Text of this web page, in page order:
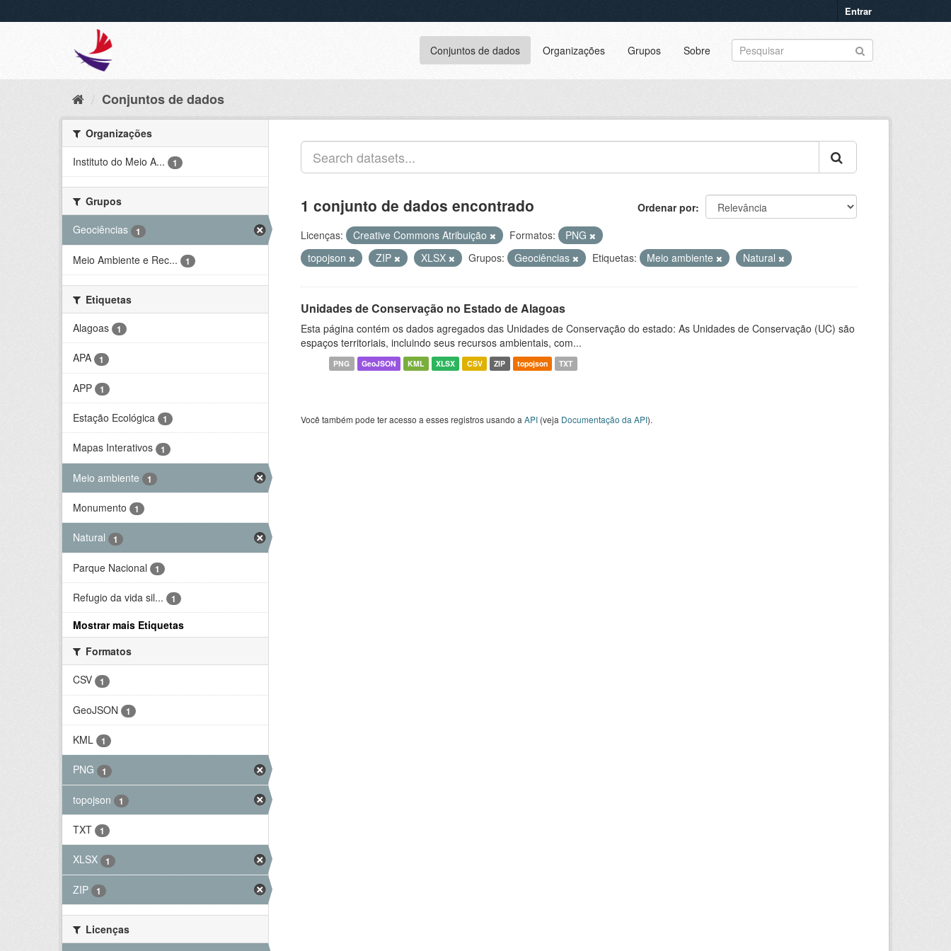
Entrar
Conjuntos de dados Organizações Grupos Sobre
Conjuntos de dados
Organizações
Instituto do Meio A...
1
Grupos
Geociências
1
Meio Ambiente e Rec... 1
Etiquetas
Alagoas
1
APA 1
APP 1
Estação Ecológica 1
Mapas Interativos 1
Meio ambiente 1
Monumento 1
Natural 1
Parque Nacional 1
Refugio da vida sil... 1
Mostrar mais Etiquetas
Formatos
CSV
1
GeoJSON 1
KML 1
PNG 1
topojson 1
TXT 1
XLSX 1
ZIP 1
Licenças
Ordenar por
1 conjunto de dados encontrado
Licenças: Creative Commons Atribuição Formatos:
PNG
topojson
ZIP XLSX Grupos: Geociências Etiquetas: Meio ambiente Natural
Unidades de Conservação no Estado de Alagoas
Esta página contém os dados agregados das Unidades de Conservação do estado: As Unidades de Conservação (UC) são
espaços territoriais, incluindo seus recursos ambientais, com...
PNG GeoJSON KML XLSX CSV ZIP topojson TXT
Você também pode ter acesso a esses registros usando a API (veja Documentação da API).